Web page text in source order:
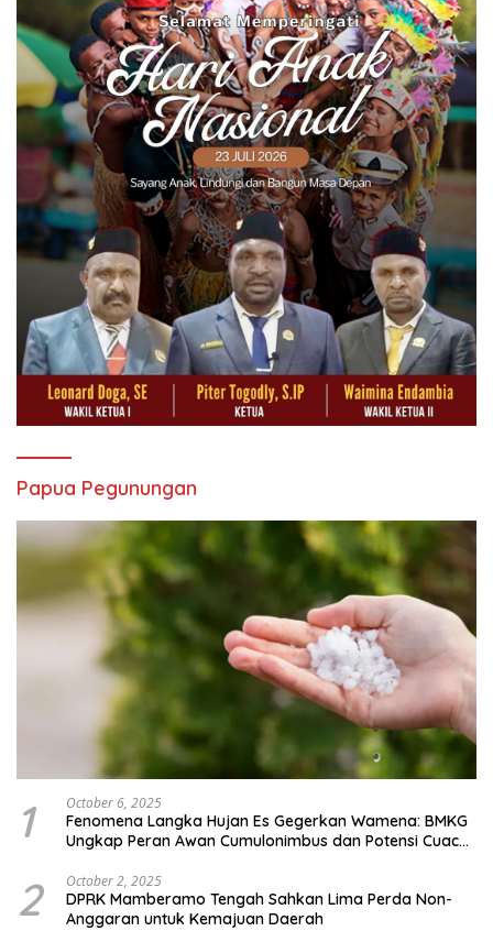
Papua Pegunungan
1 October 6, 2025
Fenomena Langka Hujan Es Gegerkan Wamena: BMKG
Ungkap Peran Awan Cumulonimbus dan Potensi Cuaca
2 October 2, 2025
DPRK Mamberamo Tengah Sahkan Lima Perda Non-
Anggaran untuk Kemajuan Daerah